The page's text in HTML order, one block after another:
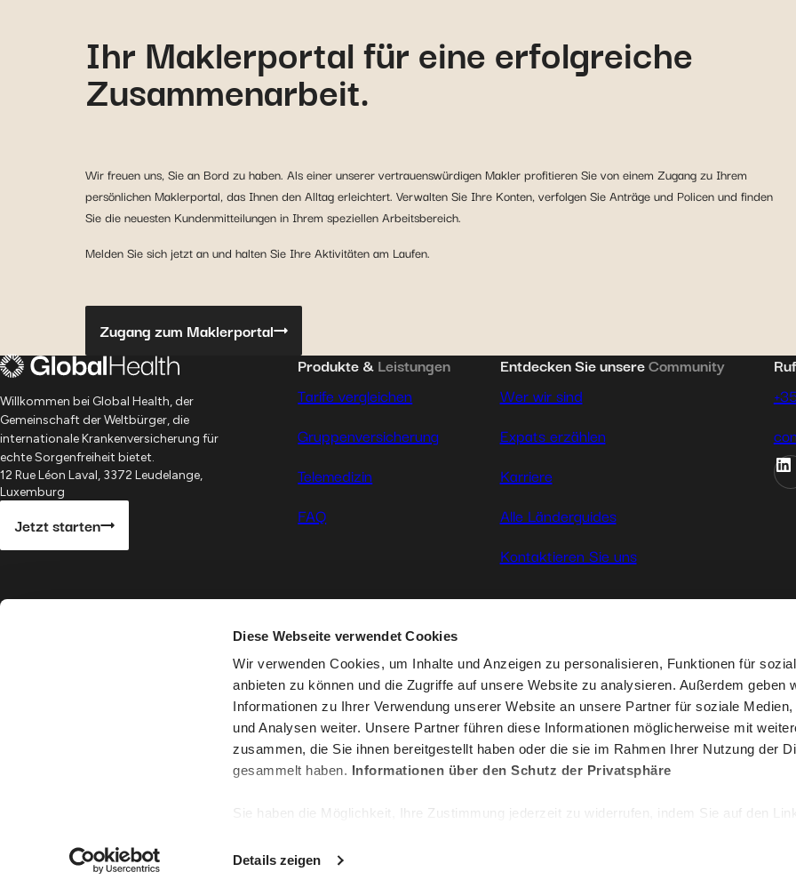
Diese Webseite verwendet Cookies
Wir verwenden Cookies, um Inhalte und Anzeigen zu personalisieren, Funktionen für
anbieten zu können und die Zugriffe auf unsere Website zu analysieren. Außerdem geben
Informationen zu Ihrer Verwendung unserer Website an unsere Partner für soziale Medien,
und Analysen weiter. Unsere Partner führen diese Informationen möglicherweise mit
zusammen, die Sie ihnen bereitgestellt haben oder die sie im Rahmen Ihrer Nutzung der
gesammelt haben. Informationen über den Schutz der Privatsphäre
Sie haben die Möglichkeit, Ihre Zustimmung jederzeit zu widerrufen, indem Sie auf den Link
ordnungsgemäße Funktionieren der Website unbedingt erforderlich. Bitte beachten Sie,
Details zeigen
Ihr Maklerportal für eine erfolgreiche
Zusammenarbeit.
Wir freuen uns, Sie an Bord zu haben. Als einer unserer vertrauenswürdigen Makler profitieren Sie von einem Zugang zu Ihrem
persönlichen Maklerportal, das Ihnen den Alltag erleichtert. Verwalten Sie Ihre Konten, verfolgen Sie Anträge und Policen und finden
Sie die neuesten Kundenmitteilungen in Ihrem speziellen Arbeitsbereich.
Melden Sie sich jetzt an und halten Sie Ihre Aktivitäten am Laufen.
Zugang zum Maklerportal
Willkommen bei Global Health, der
Gemeinschaft der Weltbürger, die
internationale Krankenversicherung für
echte Sorgenfreiheit bietet.
12 Rue Léon Laval, 3372 Leudelange,
Luxemburg
Jetzt starten
Produkte &Leistungen
Tarife vergleichen
Gruppenversicherung
Telemedizin
FAQ
Entdecken Sie unsereCommunity
Wer wir sind
Expats erzählen
Karriere
Alle Länderguides
Kontaktieren Sie uns